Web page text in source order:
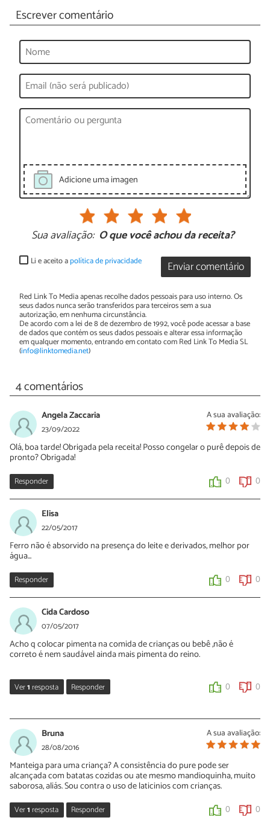
Escrever comentário
Adicione uma imagen
Sua avaliação: O que você achou da receita?
Enviar comentário
Li e aceito apolítica de privacidade
Red Link To Media apenas recolhe dados pessoais para uso interno. Os
seus dados nunca serão transferidos para terceiros sem a sua
autorização, em nenhuma circunstância.
De acordo com a lei de 8 de dezembro de 1992, você pode acessar a base
de dados que contém os seus dados pessoais e alterar essa informação
em qualquer momento, entrando em contato com Red Link To Media SL
(info@linktomedia.net)
4 comentários
A sua avaliação:
Angela Zaccaria
23/09/2022
Olá, boa tarde! Obrigada pela receita! Posso congelar o purê depois de
pronto? Obrigada!
Responder 0 0
Elisa
22/05/2017
Ferro não é absorvido na presença do leite e derivados, melhor por
água...
Responder 0 0
Cida Cardoso
07/05/2017
Acho q colocar pimenta na comida de crianças​ ou bebê ,não é
correto é nem saudável ainda mais pimenta do reino.
Ver1resposta Responder 0 0
08/05/2017
Oi Cida. Foi um lapso, no entanto já foi corrigido.
0
A sua avaliação:
Bruna
28/08/2016
Manteiga para uma criança? A consistência do pure pode ser
alcançada com batatas cozidas ou ate mesmo mandioquinha, muito
saborosa, aliás. Sou contra o uso de laticinios com crianças.
Ver1resposta Responder 0 0